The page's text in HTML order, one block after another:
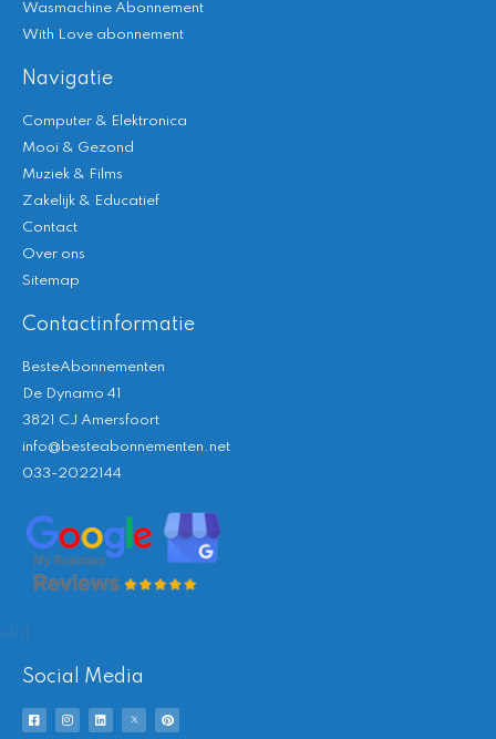
Wasmachine Abonnement
With Love abonnement
Navigatie
Computer & Elektronica
Mooi & Gezond
Muziek & Films
Zakelijk & Educatief
Contact
Over ons
Sitemap
Contactinformatie
BesteAbonnementen
De Dynamo 41
3821 CJ Amersfoort
info@besteabonnementen.net
033-2022144
Social Media
F
a
I
n
L
i
T
w
P
i